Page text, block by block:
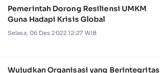
Pemerintah Dorong Resiliensi UMKM
Guna Hadapi Krisis Global
Selasa, 06 Des 2022 12:27 WIB
Wujudkan Organisasi yang Berintegritas